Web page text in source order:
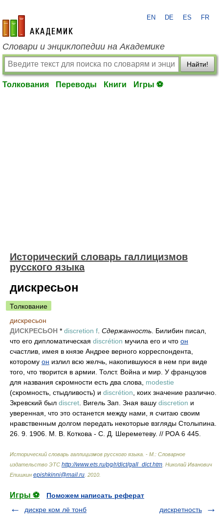
academic.ru
EN DE ES FR
Словари и энциклопедии на Академике
Найти!
Толкования Переводы Книги Игры ⚽
Исторический словарь галлицизмов
русского языка
дискресьон
Толкование
дискресьон
ДИСКРЕСЬОН * discretion f Сдержанность . Билибин писал,
что его дипломатическая discrétion мучила его и что он
счастлив, имея в князе Андрее верного корреспондента,
которому он излил всю желчь, накопившуюся в нем при виде
того, что творится в армии. Толст. Война и мир. У французов
для названия скромности есть два слова, modestie
(скромность, стыдливость) и discrétion , коих значение различно.
Зкревский был discret . Вигель Зап. Зная вашу discretion и
уверенная, что это останется между нами, я считаю своим
нравственным долгом передать некоторые взгляды Столыпина.
26. 9. 1906. М. В. Коткова - С. Д. Шереметеву. // РОА 6 445.
Исторический словарь галлицизмов русского языка. - М.: Словарное
издательство ЭТС http://www.ets.ru/pg/r/dict/gall_dict.htm Николай Иванович
Епишкин epishkinni@mail.ru 2010
Игры ⚽
Поможем написать реферат
дискре ком лё тонб
дискретность